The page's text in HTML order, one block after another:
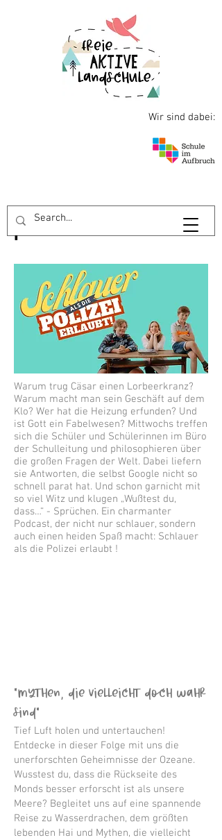
Wir sind dabei:
Warum trug Cäsar einen Lorbeerkranz?
Warum macht man sein Geschäft auf dem
Klo? Wer hat die Heizung erfunden? Und
ist Gott ein Fabelwesen? Mittwochs treffen
sich die Schüler und Schülerinnen im Büro
der Schulleitung und philosophieren über
die großen Fragen der Welt. Dabei liefern
sie Antworten, die selbst Google nicht so
schnell parat hat. Und schon garnicht mit
so viel Witz und klugen „Wußtest du,
dass…“ - Sprüchen. Ein charmanter
Podcast, der nicht nur schlauer, sondern
auch einen heiden Spaß macht: Schlauer
als die Polizei erlaubt !
“Mythen, die vielleicht doch wahr
sind"
Tief Luft holen und untertauchen!
Entdecke in dieser Folge mit uns die
unerforschten Geheimnisse der Ozeane.
Wusstest du, dass die Rückseite des
Monds besser erforscht ist als unsere
Meere? Begleitet uns auf eine spannende
Reise zu Wasserdrachen, dem größten
lebenden Hai und Mythen, die vielleicht